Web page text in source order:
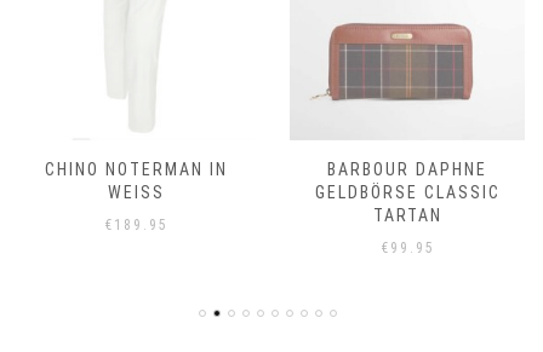
CHINO NOTERMAN IN
WEISS
€ 189.95
BARBOUR DAPHNE
GELDBÖRSE CLASSIC
TARTAN
€ 99.95